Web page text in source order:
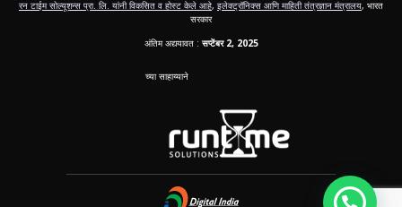
रन टाईम सोल्यूशन्स प्रा. लि. यांनी विकसित व होस्ट केले आहे, इलेक्ट्रॉनिक्स आणि माहिती तंत्रज्ञान मंत्रालय, भारत
सरकार
अंतिम अद्ययावत : सप्टेंबर 2, 2025
च्या साहाय्याने